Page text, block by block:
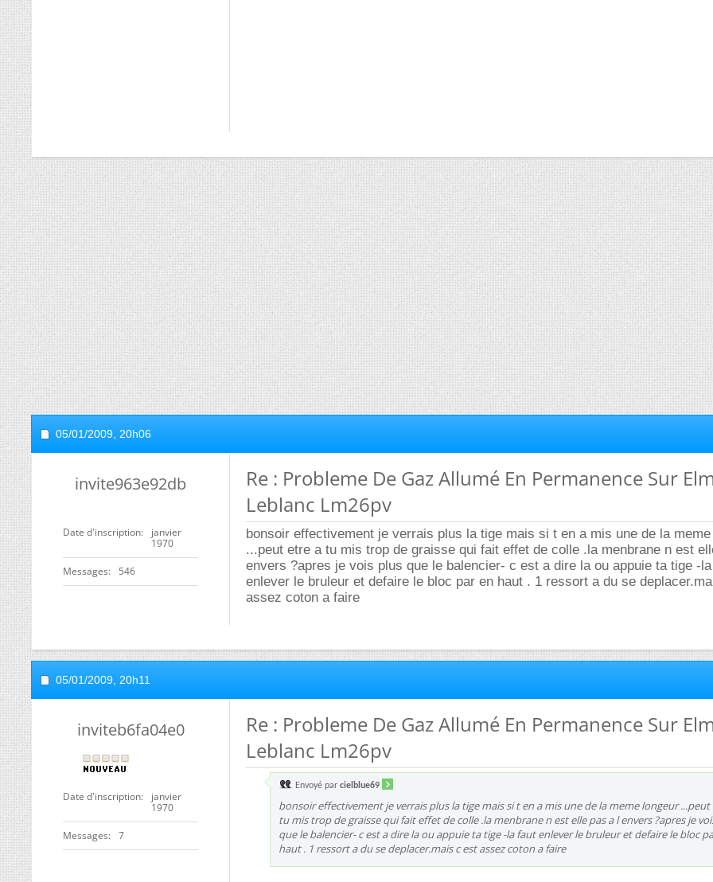
05/01/2009, 20h06
invite963e92db
Date d'inscription
janvier
1970
Messages 546
Re : Probleme De Gaz Allumé En Permanence Sur
Leblanc Lm26pv
bonsoir effectivement je verrais plus la tige mais si t en a mis une de la
...peut etre a tu mis trop de graisse qui fait effet de colle .la menbrane n est
envers ?apres je vois plus que le balencier- c est a dire la ou appuie ta tige -
enlever le bruleur et defaire le bloc par en haut . 1 ressort a du se
assez coton a faire
05/01/2009, 20h11
inviteb6fa04e0
Date d'inscription
janvier
1970
Messages 7
Re : Probleme De Gaz Allumé En Permanence Sur
Leblanc Lm26pv
Envoyé par cielblue69
bonsoir effectivement je verrais plus la tige mais si t en a mis une de la meme longeur ...peut
tu mis trop de graisse qui fait effet de colle .la menbrane n est elle pas a l envers ?apres je
que le balencier- c est a dire la ou appuie ta tige -la faut enlever le bruleur et defaire le bloc
haut . 1 ressort a du se deplacer.mais c est assez coton a faire